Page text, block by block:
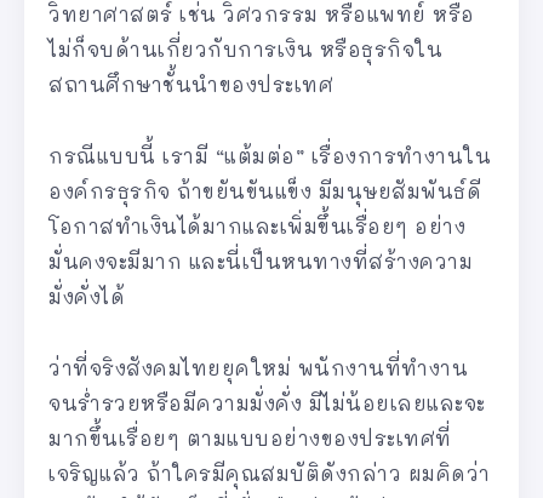
วิทยาศาสตร์ เช่น วิศวกรรม หรือแพทย์ หรือ
ไม่ก็จบด้านเกี่ยวกับการเงิน หรือธุรกิจใน
สถานศึกษาชั้นนำของประเทศ
กรณีแบบนี้ เรามี “แต้มต่อ” เรื่องการทำงานใน
องค์กรธุรกิจ ถ้าขยันขันแข็ง มีมนุษยสัมพันธ์ดี
โอกาสทำเงินได้มากและเพิ่มขึ้นเรื่อยๆ อย่าง
มั่นคงจะมีมาก และนี่เป็นหนทางที่สร้างความ
มั่งคั่งได้
ว่าที่จริงสังคมไทยยุคใหม่ พนักงานที่ทำงาน
จนร่ำรวยหรือมีความมั่งคั่ง มีไม่น้อยเลยและจะ
มากขึ้นเรื่อยๆ ตามแบบอย่างของประเทศที่
เจริญแล้ว ถ้าใครมีคุณสมบัติดังกล่าว ผมคิดว่า